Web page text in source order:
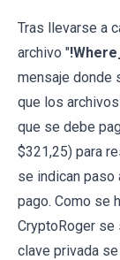
Tras llevarse a
archivo "
mensaje donde
que los
que se debe
$321,25) para
se indican paso
pago. Como se
CryptoRoger se
clave privada